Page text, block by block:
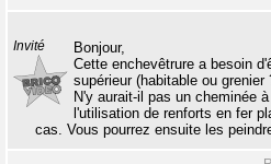
Invité
Bonjour,
Cette enchevêtrure a besoin
supérieur (habitable ou grenier
N'y aurait-il pas un cheminée
l'utilisation de renforts en fer
cas. Vous pourrez ensuite les